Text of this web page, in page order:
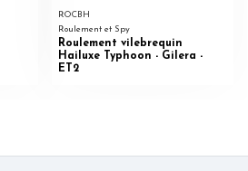
ROCBH
Roulement et Spy
Roulement vilebrequin
Hailuxe Typhoon - Gilera -
ET2